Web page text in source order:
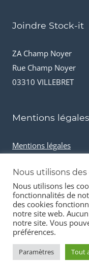
Joindre Stock-it
ZA Champ Noyer
Rue Champ Noyer
03310 VILLEBRET
Mentions légales
Mentions légales
Cookies et données
© 2026 Stock-it automobiles
Nous utilisons
Nous utilisons les
fonctionnalités de
des cookies
notre site web.
notre site. Vous
préférences.
Paramètres Tout